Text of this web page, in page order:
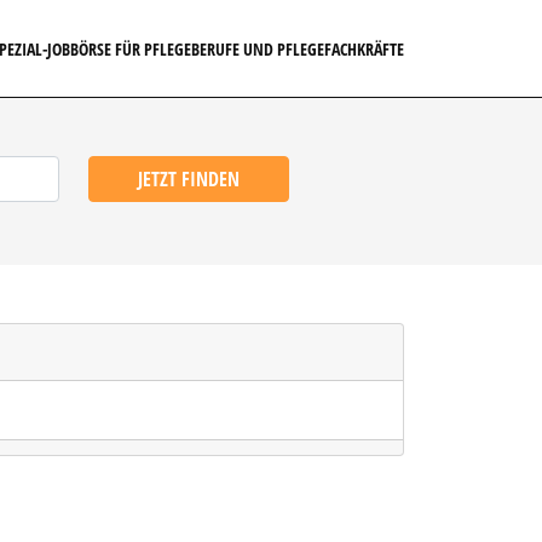
JOBBÖRSE FÜR PFLEGEBERUFE UND PFLEGEFACHKRÄFTE
JETZT FINDEN